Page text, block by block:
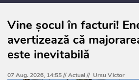
Vine șocul în facturi!
avertizează că
este inevitabilă
07 Aug. 2026, 14:55 //Actual// Ursu Victor